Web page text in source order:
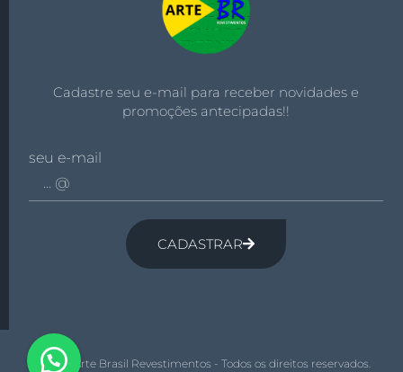
Cadastre seu e-mail para receber novidades e
promoções antecipadas!!
seu e-mail
CADASTRAR
© 2026 Arte Brasil Revestimentos - Todos os direitos reservados.